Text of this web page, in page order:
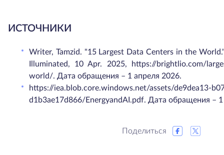
ИСТОЧНИКИ
Writer, Tamzid. "15 Largest Data Centers in the
Illuminated, 10 Apr. 2025, https://brightlio.com/
world/. Дата обращения – 1 апреля 2026.
https://iea.blob.core.windows.net/assets/de9dea13-
d1b3ae17d866/EnergyandAI.pdf. Дата обращения – 1
Поделиться